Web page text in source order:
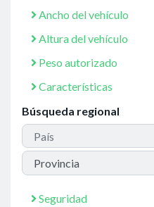
Ancho del vehículo
Altura del vehículo
Peso autorizado
Características
Búsqueda regional
Seguridad